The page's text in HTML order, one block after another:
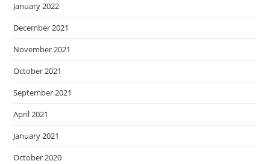
January 2022
December 2021
November 2021
October 2021
September 2021
April 2021
January 2021
October 2020